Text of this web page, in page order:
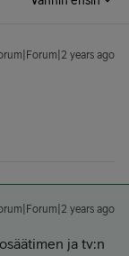
years ago
years ago
ja tv:n